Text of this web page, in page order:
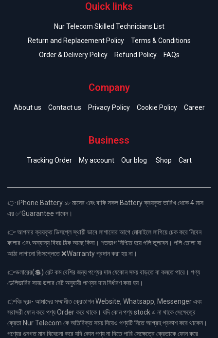
Quick links
Nur Telecom Skilled Technicians List
Return and Replacement Policy
Terms & Conditions
Order & Delivery Policy
Refund Policy FAQs
Company
About us Contact us Privacy Policy Cookie Policy Career
Business
Tracking Order My account Our blog Shop Cart
👉 iPhone Battery ১৮ মাসের এবং বাকি সকল Battery ক্রয়কৃত তারিখ থেকে 4 মাস
এর ✅Guarantee পাবেন।
👉 আপনার ক্রয়কৃত ডিসপ্লে স্থায়ী ভাবে লাগানোর আগে মোবাইলে লাগিয়ে চেক করে নিবেন
কালার এবং অন্যান্য বিষয় ঠিক আছে কিনা। শতভাগ নিশ্চিত হয়ে পলি তুলবেন। পলি তোলা বা
আঠা লাগানো ডিসপ্লেতে ❌Warranty প্রদান করা হয় না।
👉ডলারের(💲) রেট কম বেশির জন্য পণ্যের দাম যেকোন সময় বাড়তে বা কমতে পারে। পণ্য
ডেলিভারির সময় ডলার রেট অনুযায়ী পণ্যের দাম নির্ধারণ করা হয়।
👉বিঃ দ্রঃ- আমাদের সম্মানীত ক্রেতাগন Website, Whatsapp, Messenger এবং
সরাসরী ফোন করে পণ্য Order করে থাকে। যদি কোন পণ্য stock এ না থাকে সেক্ষেত্রে
ক্রেতা Nur Telecom কে অতিরিক্ত সময় দিয়েও পণ্যটি নিতে আগ্রহ প্রকাশ করে থাকেন।
পণ্যের গুনগত মান বিবেচনা করে যদি কোন পণ্য না দিতে পারি সেক্ষেত্রে ক্রেতাকে ফোন করে